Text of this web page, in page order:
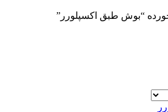
“بوش طبق اکسپلورر”